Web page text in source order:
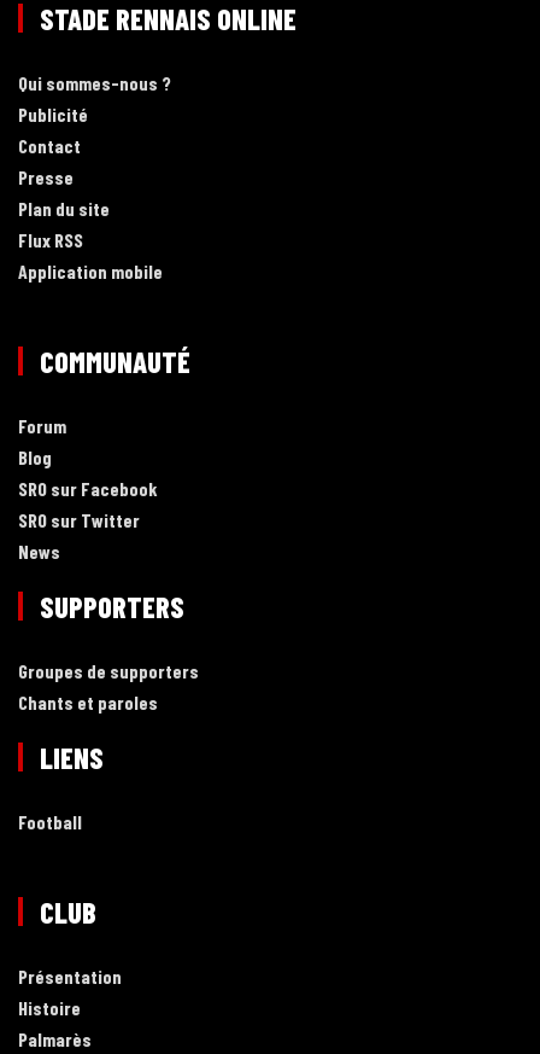
STADE RENNAIS ONLINE
Qui sommes-nous ?
Publicité
Contact
Presse
Plan du site
Flux RSS
Application mobile
COMMUNAUTÉ
Forum
Blog
SRO sur Facebook
SRO sur Twitter
News
SUPPORTERS
Groupes de supporters
Chants et paroles
LIENS
Football
CLUB
Présentation
Histoire
Palmarès